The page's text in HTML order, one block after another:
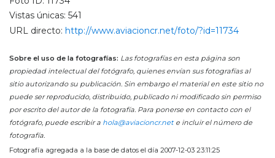
Vistas únicas: 541
URL directo: http://www.aviacioncr.net/foto/?id=11734
Sobre el uso de la fotografías: Las fotografías en esta página son
propiedad intelectual del fotógrafo, quienes envían sus fotografías al
sitio autorizando su publicación. Sin embargo el material en este sitio no
puede ser reproducido, distribuido, publicado ni modificado sin permiso
por escrito del autor de la fotografía. Para ponerse en contacto con el
fotógrafo, puede escribir a hola@aviacioncr.nete incluir el número de
fotografía.
Fotografía agregada a la base de datos el día 2007-12-03 23:11:25